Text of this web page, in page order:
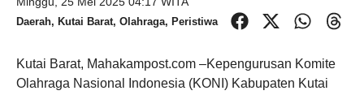
Daerah, Kutai Barat, Olahraga, Peristiwa
Kutai Barat, Mahakampost.com –Kepengurusan Komite
Olahraga Nasional Indonesia (KONI) Kabupaten Kutai